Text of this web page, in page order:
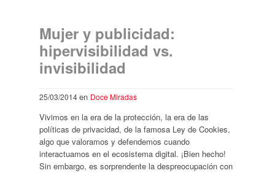
Mujer y publicidad:
hipervisibilidad vs.
invisibilidad
25/03/2014en Doce Miradas
Vivimos en la era de la protección, la era de las
políticas de privacidad, de la famosa Ley de Cookies,
algo que valoramos y defendemos cuando
interactuamos en el ecosistema digital. ¡Bien hecho!
Sin embargo, es sorprendente la despreocupación con